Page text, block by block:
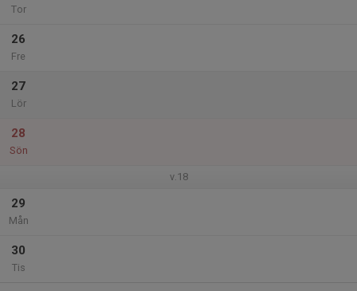
Tor
26
Fre
27
Lör
28
Sön
v.18
29
Mån
30
Tis